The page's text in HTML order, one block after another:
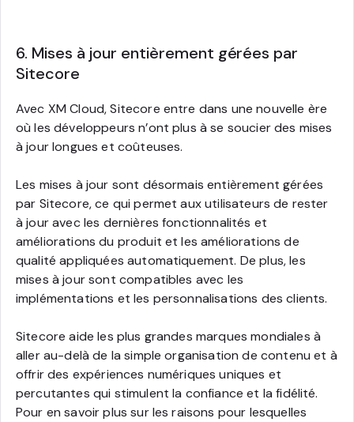
6. Mises à jour entièrement gérées par
Sitecore
Avec XM Cloud, Sitecore entre dans une nouvelle ère
où les développeurs n’ont plus à se soucier des mises
à jour longues et coûteuses.
Les mises à jour sont désormais entièrement gérées
par Sitecore, ce qui permet aux utilisateurs de rester
à jour avec les dernières fonctionnalités et
améliorations du produit et les améliorations de
qualité appliquées automatiquement. De plus, les
mises à jour sont compatibles avec les
implémentations et les personnalisations des clients.
Sitecore aide les plus grandes marques mondiales à
aller au-delà de la simple organisation de contenu et à
offrir des expériences numériques uniques et
percutantes qui stimulent la confiance et la fidélité.
Pour en savoir plus sur les raisons pour lesquelles